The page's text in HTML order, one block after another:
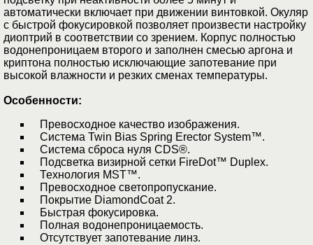
автоматически включает при движении винтовкой. Окуляр
с быстрой фокусировкой позволяет произвести настройку
диоптрий в соответствии со зрением. Корпус полностью
водонепроницаем второго и заполнен смесью аргона и
криптона полностью исключающие запотевание при
высокой влажности и резких сменах температуры.
Особенности:
Превосходное качество изображения.
Система Twin Bias Spring Erector System™.
Система сброса нуля CDS®.
Подсветка визирной сетки FireDot™ Duplex.
Технология MST™.
Превосходное светопропускание.
Покрытие DiamondCoat 2.
Быстрая фокусировка.
Полная водонепроницаемость.
Отсутствует запотевание линз.